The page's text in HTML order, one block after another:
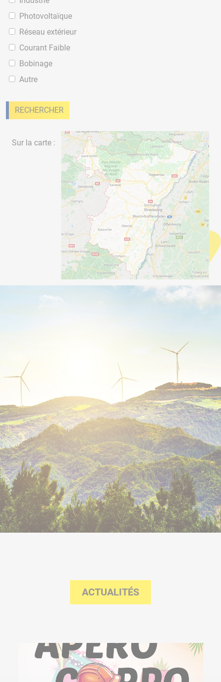
Photovoltaïque
Réseau extérieur
Courant Faible
Bobinage
Autre
RECHERCHER
Sur la carte :
ACTUALITÉS